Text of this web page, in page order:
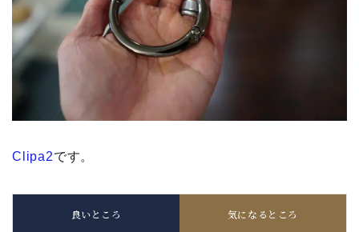
Clipa2です。
良いところ 気になるところ